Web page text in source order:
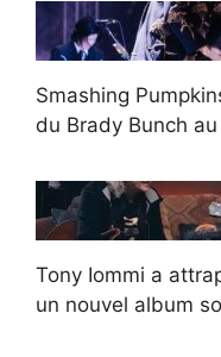
Smashing
du Brady Bunch
Tony Iommi a
un nouvel album